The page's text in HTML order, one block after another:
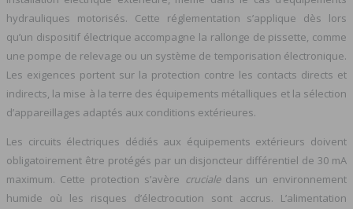
hydrauliques motorisés. Cette réglementation s’applique dès lors
qu’un dispositif électrique accompagne la rallonge de pissette, comme
une pompe de relevage ou un système de temporisation électronique.
Les exigences portent sur la protection contre les contacts directs et
indirects, la mise à la terre des équipements métalliques et la sélection
d’appareillages adaptés aux conditions extérieures.
Les circuits électriques dédiés aux équipements extérieurs doivent
obligatoirement être protégés par un disjoncteur différentiel de 30 mA
maximum. Cette protection s’avère cruciale dans un environnement
humide où les risques d’électrocution sont accrus. L’alimentation